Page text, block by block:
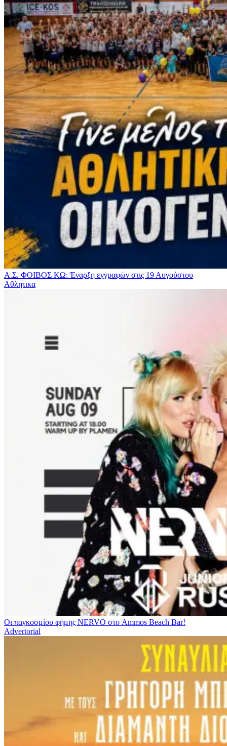
Α.Σ. ΦΟΙΒΟΣ ΚΩ: Έναρξη εγγραφών στις 19 Αυγούστου
Αθλητικα
Οι παγκοσμίου φήμης NERVO στο Ammos Beach Bar!
Advertorial